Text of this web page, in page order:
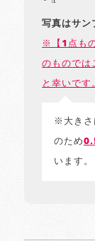
写真はサン
※【1点も
のものでは
と幸いです
※大きさ
のため
います。